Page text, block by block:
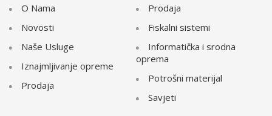
O Nama
Novosti
Naše Usluge
Iznajmljivanje opreme
Prodaja
Prodaja
Fiskalni sistemi
Informatička i srodna
oprema
Potrošni materijal
Savjeti